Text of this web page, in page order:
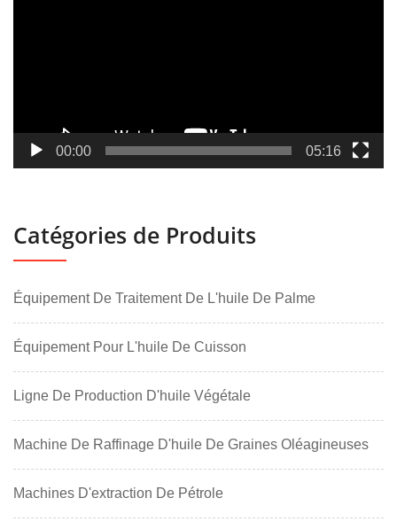
00:00 05:16
Catégories de Produits
Équipement De Traitement De L'huile De Palme
Équipement Pour L'huile De Cuisson
Ligne De Production D'huile Végétale
Machine De Raffinage D'huile De Graines Oléagineuses
Machines D'extraction De Pétrole